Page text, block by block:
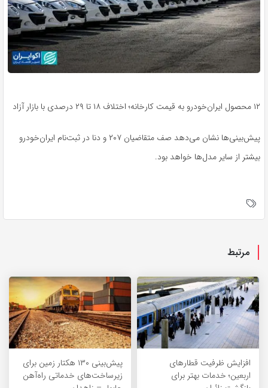
۱۲ محصول ایران‌خودرو به قیمت کارخانه؛ اختلاف ۱۸ تا ۲۹ درصدی با بازار آزاد
پیش‌بینی‌ها نشان می‌دهد صف متقاضیان ۲۰۷ و دنا در ثبت‌نام ایران‌خودرو
بیشتر از سایر مدل‌ها خواهد بود.
مرتبط
افزایش ظرفیت قطارهای
اربعین؛ خدمات بهتر برای
پیش‌بینی ۱۳۰ هکتار زمین برای
زیرساخت‌های خدماتی راه‌آهن